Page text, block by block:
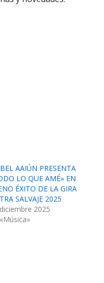
AAIÚN PRESENTA
LO QUE AMÉ» EN
ÉXITO DE LA GIRA
SALVAJE 2025
2025